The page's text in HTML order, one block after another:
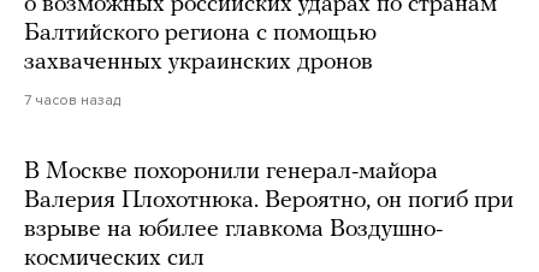
о возможных российских ударах по странам
Балтийского региона с помощью
захваченных украинских дронов
7 часов назад
В Москве похоронили генерал-майора
Валерия Плохотнюка. Вероятно, он погиб при
взрыве на юбилее главкома Воздушно-
космических сил